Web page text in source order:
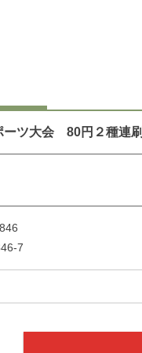
ーツ大会 80円２種連刷
7